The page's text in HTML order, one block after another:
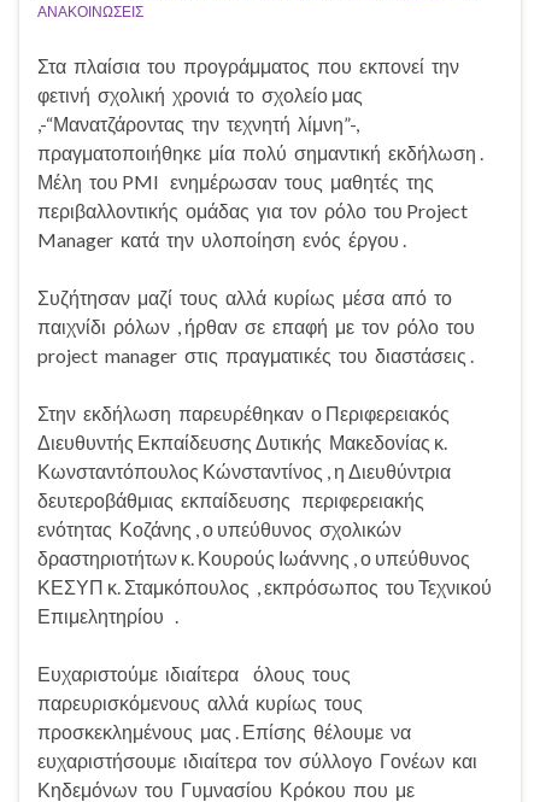
ΑΝΑΚΟΙΝΩΣΕΙΣ
Στα πλαίσια του προγράμματος που εκπονεί την
φετινή σχολική χρονιά το σχολείο μας
,-“Μανατζάροντας την τεχνητή λίμνη”-,
πραγματοποιήθηκε μία πολύ σημαντική εκδήλωση .
Μέλη του PMI ενημέρωσαν τους μαθητές της
περιβαλλοντικής ομάδας για τον ρόλο του Project
Manager κατά την υλοποίηση ενός έργου .
Συζήτησαν μαζί τους αλλά κυρίως μέσα από το
παιχνίδι ρόλων , ήρθαν σε επαφή με τον ρόλο του
project manager στις πραγματικές του διαστάσεις .
Στην εκδήλωση παρευρέθηκαν ο Περιφερειακός
Διευθυντής Εκπαίδευσης Δυτικής Μακεδονίας κ.
Κωνσταντόπουλος Κώνσταντίνος , η Διευθύντρια
δευτεροβάθμιας εκπαίδευσης περιφερειακής
ενότητας Κοζάνης , ο υπεύθυνος σχολικών
δραστηριοτήτων κ. Κουρούς Ιωάννης , ο υπεύθυνος
ΚΕΣΥΠ κ. Σταμκόπουλος , εκπρόσωπος του Τεχνικού
Επιμελητηρίου .
Ευχαριστούμε ιδιαίτερα όλους τους
παρευρισκόμενους αλλά κυρίως τους
προσκεκλημένους μας . Επίσης θέλουμε να
ευχαριστήσουμε ιδιαίτερα τον σύλλογο Γονέων και
Κηδεμόνων του Γυμνασίου Κρόκου που με